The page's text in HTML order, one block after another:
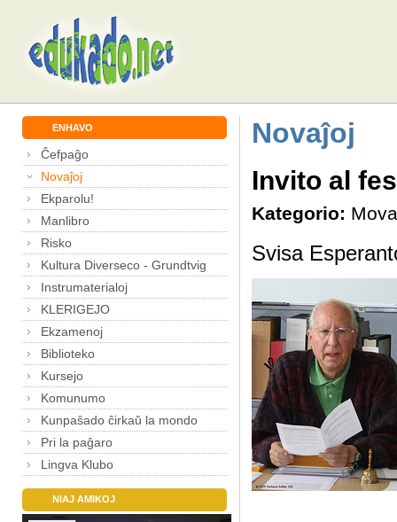
ENHAVO
Ĉefpaĝo
Novaĵoj
Ekparolu!
Manlibro
Risko
Kultura Diverseco - Grundtvig
Instrumaterialoj
KLERIGEJO
Ekzamenoj
Biblioteko
Kursejo
Komunumo
Kunpaŝado ĉirkaŭ la mondo
Pri la paĝaro
Lingva Klubo
NIAJ AMIKOJ
Novaĵoj
Invito al
Kategorio:
Svisa